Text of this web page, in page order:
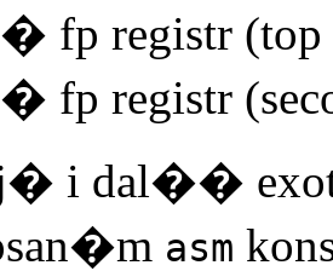
fp registr (top
fp registr
i dal��
asm